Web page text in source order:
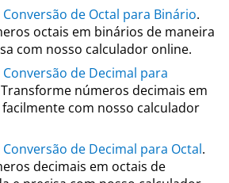
de Octal para Binário.
octais em binários de maneira
com nosso calculador online.
de Decimal para
números decimais em
com nosso calculador
de Decimal para Octal.
decimais em octais de